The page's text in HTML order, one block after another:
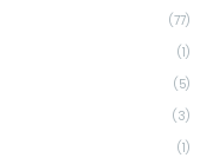
(77)
(1)
(5)
(3)
(1)